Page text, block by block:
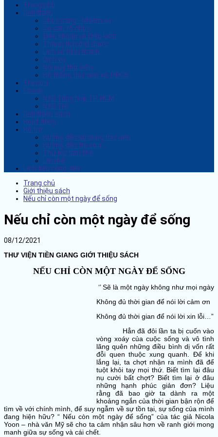
Trang chủ
Giới thiệu
Chức năng - Nhiệm vụ
Cơ cấu tổ chức
Điều khoản và Điều kiện
Thành tích đạt được
Lịch sử hình thành
Dịch vụ
Nội quy thư viện
Hệ thống thư viện xã, PĐCS
Tra cứu
Ebook
NXB Tổng hợp TP. HCM
NXB Trẻ
Giới thiệu sách
Hoạt động
Hỗ trợ
Hướng dẫn sử dụng thư viện
Hướng dẫn tra cứu
Thủ tục làm thẻ
Liên hệ
Lịch tiếp công dân
Trang chủ
Giới thiệu sách
Nếu chỉ còn một ngày để sống
Nếu chỉ còn một ngày để sống
08/12/2021
THƯ VIỆN TIỀN GIANG GIỚI THIỆU SÁCH
NẾU CHỈ CÒN MỘT NGÀY ĐỂ SỐNG
‘’ Sẽ là một ngày không như mọi ngày
Không đủ thời gian để nói lời cảm ơn
Không đủ thời gian để nói lời xin lỗi…”
Hẳn đã đôi lần ta bị cuốn vào
vòng xoáy của cuộc sống và vô tình
lãng quên những điều bình dị vốn rất
đỗi quen thuộc xung quanh. Để khi
lắng lại, ta chợt nhận ra mình đã để
tuột khỏi tay mọi thứ. Biết tìm lại đâu
nụ cười bất chợt? Biết tìm lại ở đâu
những hạnh phúc giản đơn? Liệu
rằng đã bao giờ ta dành ra một
khoảng ngắn của thời gian bận rộn để
tìm về với chính mình, để suy ngẫm về sự tồn tại, sự sống của mình
đang hiện hữu? “ Nếu còn một ngày để sống” của tác giả Nicola
Yoon – nhà văn Mỹ sẽ cho ta cảm nhận sâu hơn về ranh giới mong
manh giữa sự sống và cái chết.